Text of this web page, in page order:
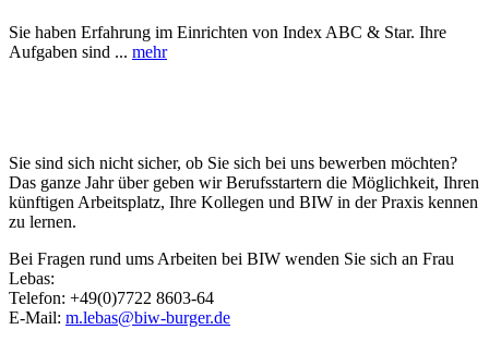
Sie haben Erfahrung im Einrichten von Index ABC & Star. Ihre
Aufgaben sind ... mehr
Sie sind sich nicht sicher, ob Sie sich bei uns bewerben möchten?
Das ganze Jahr über geben wir Berufsstartern die Möglichkeit, Ihren
künftigen Arbeitsplatz, Ihre Kollegen und BIW in der Praxis kennen
zu lernen.
Bei Fragen rund ums Arbeiten bei BIW wenden Sie sich an Frau
Lebas:
Telefon: +49(0)7722 8603-64
E-Mail: m.lebas@biw-burger.de